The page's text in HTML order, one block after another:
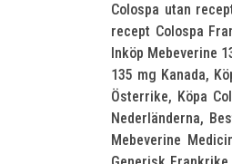
Colospa utan
recept Colospa
Inköp Mebeverine
135 mg Kanada,
Österrike, Köpa
Nederländerna,
Mebeverine